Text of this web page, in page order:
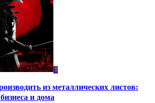
L
из металлических листов:
и дома